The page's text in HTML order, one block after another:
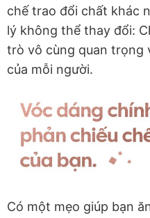
chế trao đổi chất khác
lý không thể thay đổi:
trò vô cùng quan trọng
của mỗi người.
Có một mẹo giúp bạn